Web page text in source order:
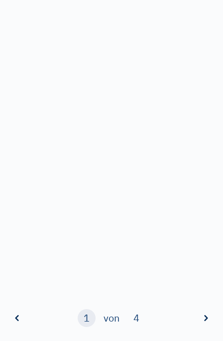
1 von 4